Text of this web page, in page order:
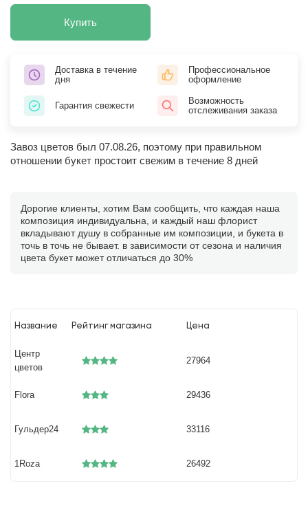
Купить
Доставка в течение
дня
Профессиональное
оформление
Гарантия свежести
Возможность
отслеживания заказа
Завоз цветов был 07.08.26, поэтому при правильном
отношении букет простоит свежим в течение 8 дней
Дорогие клиенты, хотим Вам сообщить, что каждая наша
композиция индивидуальна, и каждый наш флорист
вкладывают душу в собранные им композиции, и букета в
точь в точь не бывает. в зависимости от сезона и наличия
цвета букет может отличаться до 30%
Название Рейтинг магазина Цена
Центр
цветов
27964
Flora 29436
Гульдер24 33116
1Roza 26492